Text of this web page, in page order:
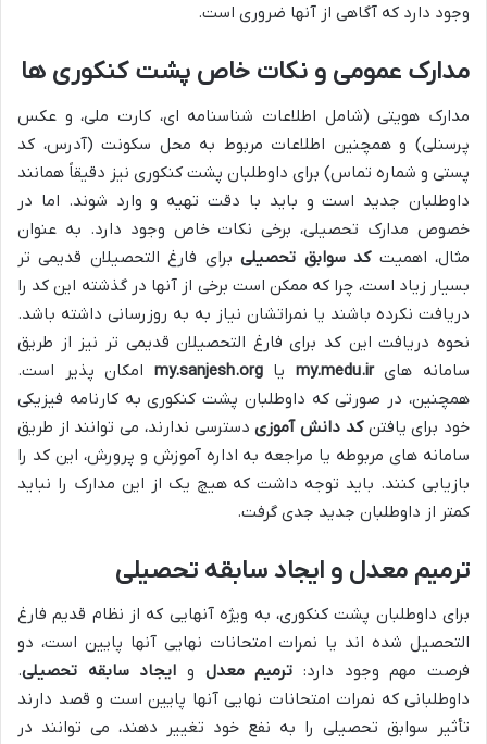
وجود دارد که آگاهی از آنها ضروری است.
مدارک عمومی و نکات خاص پشت کنکوری ها
مدارک هویتی (شامل اطلاعات شناسنامه ای، کارت ملی، و عکس
پرسنلی) و همچنین اطلاعات مربوط به محل سکونت (آدرس، کد
پستی و شماره تماس) برای داوطلبان پشت کنکوری نیز دقیقاً همانند
داوطلبان جدید است و باید با دقت تهیه و وارد شوند. اما در
خصوص مدارک تحصیلی، برخی نکات خاص وجود دارد. به عنوان
مثال، اهمیتکد سوابق تحصیلیبرای فارغ التحصیلان قدیمی تر
بسیار زیاد است، چرا که ممکن است برخی از آنها در گذشته این کد را
دریافت نکرده باشند یا نمراتشان نیاز به به روزرسانی داشته باشد.
نحوه دریافت این کد برای فارغ التحصیلان قدیمی تر نیز از طریق
سامانه هایmy.medu.ir یاmy.sanjesh.org امکان پذیر است.
همچنین، در صورتی که داوطلبان پشت کنکوری به کارنامه فیزیکی
خود برای یافتنکد دانش آموزیدسترسی ندارند، می توانند از طریق
سامانه های مربوطه یا مراجعه به اداره آموزش و پرورش، این کد را
بازیابی کنند. باید توجه داشت که هیچ یک از این مدارک را نباید
کمتر از داوطلبان جدید جدی گرفت.
ترمیم معدل و ایجاد سابقه تحصیلی
برای داوطلبان پشت کنکوری، به ویژه آنهایی که از نظام قدیم فارغ
التحصیل شده اند یا نمرات امتحانات نهایی آنها پایین است، دو
فرصت مهم وجود دارد: ترمیم معدل و ایجاد سابقه تحصیلی.
داوطلبانی که نمرات امتحانات نهایی آنها پایین است و قصد دارند
تأثیر سوابق تحصیلی را به نفع خود تغییر دهند، می توانند در